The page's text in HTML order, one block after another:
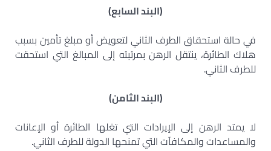
(البند السابع)
في حالة استحقاق الطرف الثاني لتعويض أو مبلغ تأمين بسبب
هلاك الطائرة، ينتقل الرهن بمرتبته إلى المبالغ التي استحقت
للطرف الثاني.
(البند الثامن)
لا يمتد الرهن إلى الإيرادات التي تغلها الطائرة أو الإعانات
والمساعدات والمكافآت التي تمنحها الدولة للطرف الثاني.